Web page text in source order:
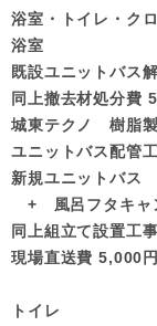
浴室・トイレ・ク
浴室
既設ユニットバス
同上撤去材処分費
城東テクノ 樹脂
ユニットバス配管
新規ユニットバス
+ 風呂フタキャ
同上組立て設置工
現場直送費 5,000円
トイレ